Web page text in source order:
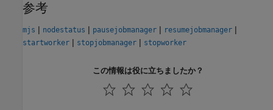
参考
mjs | nodestatus | pausejobmanager | resumejobmanager |
startworker | stopjobmanager | stopworker
この情報は役に立ちましたか？